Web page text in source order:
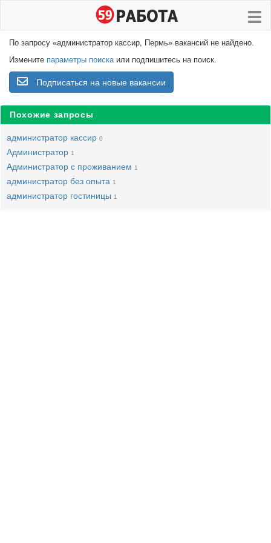
По запросу «администратор кассир, Пермь» вакансий не найдено.
Измените параметры поискаили подпишитесь на поиск.
Подписаться на новые вакансии
Похожие запросы
администратор кассир 0
Администратор 1
Администратор с проживанием 1
администратор без опыта 1
администратор гостиницы 1